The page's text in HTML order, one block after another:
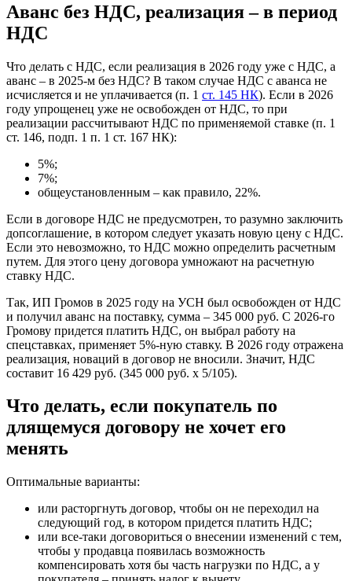
Аванс без НДС, реализация – в период
НДС
Что делать с НДС, если реализация в 2026 году уже с НДС, а
аванс – в 2025-м без НДС? В таком случае НДС с аванса не
исчисляется и не уплачивается (п. 1 ст. 145 НК). Если в 2026
году упрощенец уже не освобожден от НДС, то при
реализации рассчитывают НДС по применяемой ставке (п. 1
ст. 146, подп. 1 п. 1 ст. 167 НК):
5%;
7%;
общеустановленным – как правило, 22%.
Если в договоре НДС не предусмотрен, то разумно заключить
допсоглашение, в котором следует указать новую цену с НДС.
Если это невозможно, то НДС можно определить расчетным
путем. Для этого цену договора умножают на расчетную
ставку НДС.
Так, ИП Громов в 2025 году на УСН был освобожден от НДС
и получил аванс на поставку, сумма – 345 000 руб. С 2026-го
Громову придется платить НДС, он выбрал работу на
спецставках, применяет 5%-ную ставку. В 2026 году отражена
реализация, новаций в договор не вносили. Значит, НДС
составит 16 429 руб. (345 000 руб. х 5/105).
Что делать, если покупатель по
длящемуся договору не хочет его
менять
Оптимальные варианты:
или расторгнуть договор, чтобы он не переходил на
следующий год, в котором придется платить НДС;
или все-таки договориться о внесении изменений с тем,
чтобы у продавца появилась возможность
компенсировать хотя бы часть нагрузки по НДС, а у